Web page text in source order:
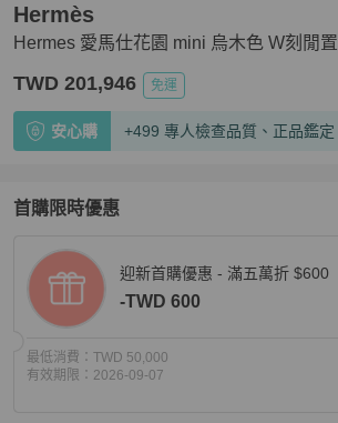
Hermes 愛馬仕花園 mini 烏木色 W刻閒置
Hermès
TWD 201,946 免運
安心購 +499 專人檢查品質、正品鑑定
首購限時優惠
迎新首購優惠 - 滿五萬折 $600
-TWD 600
最低消費： TWD 50,000
有效期限： 2026-09-07